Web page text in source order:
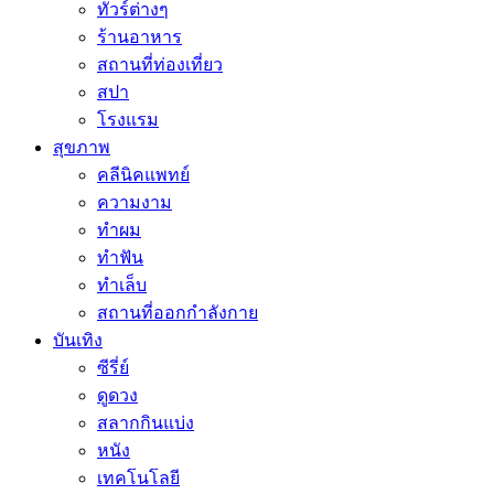
ทัวร์ต่างๆ
ร้านอาหาร
สถานที่ท่องเที่ยว
สปา
โรงแรม
สุขภาพ
คลีนิคแพทย์
ความงาม
ทำผม
ทำฟัน
ทำเล็บ
สถานที่ออกกำลังกาย
บันเทิง
ซีรี่ย์
ดูดวง
สลากกินแบ่ง
หนัง
เทคโนโลยี